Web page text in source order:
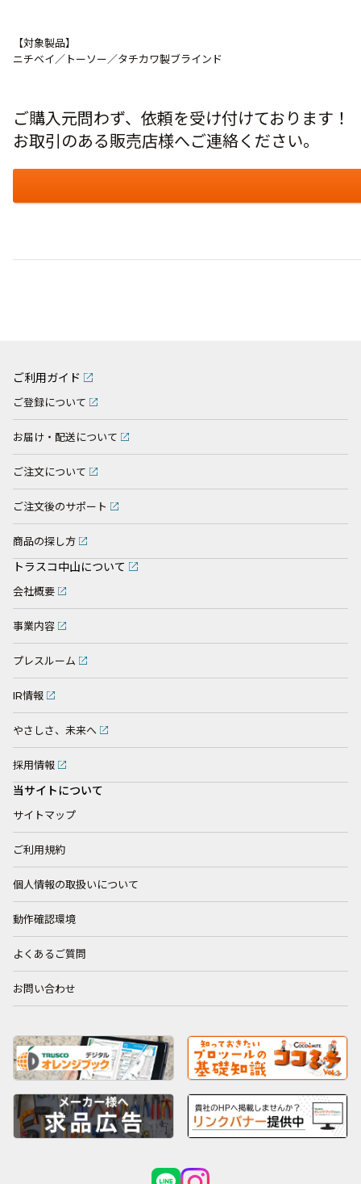
【対象製品】
ニチベイ／トーソー／タチカワ製ブラインド
ご購入元問わず、依頼を受け付けております！
お取引のある販売店様へご連絡ください。
ご利用ガイド
ご登録について
お届け・配送について
ご注文について
ご注文後のサポート
商品の探し方
トラスコ中山について
会社概要
事業内容
プレスルーム
IR情報
やさしさ、未来へ
採用情報
当サイトについて
サイトマップ
ご利用規約
個人情報の取扱いについて
動作確認環境
よくあるご質問
お問い合わせ